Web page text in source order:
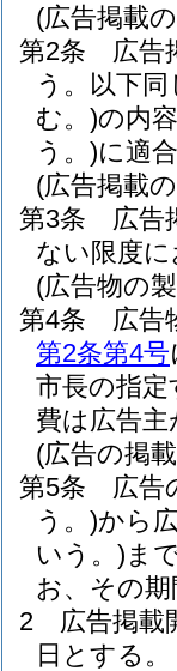
(広告掲載
第2条
広告
う。以下同
む。)の内
う。)に適
(広告掲載
第3条
広告
ない限度
(広告物の
第4条
広告
第2条第4号
市長の指
費は広告
(広告の掲
第5条
広告
う。)から
いう。) ま
お、その
2
広告掲載
日とする。